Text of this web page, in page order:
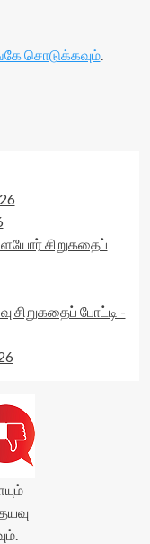
சொடுக்கவும்.
சிறுகதைப்
சிறுகதைப் போட்டி -